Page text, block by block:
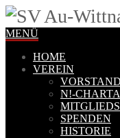
MENÜ
HOME
VEREIN
N!-
SPENDEN
HISTORIE